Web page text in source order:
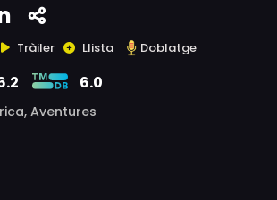
Tràiler Llista Doblatge
6.0
Aventures